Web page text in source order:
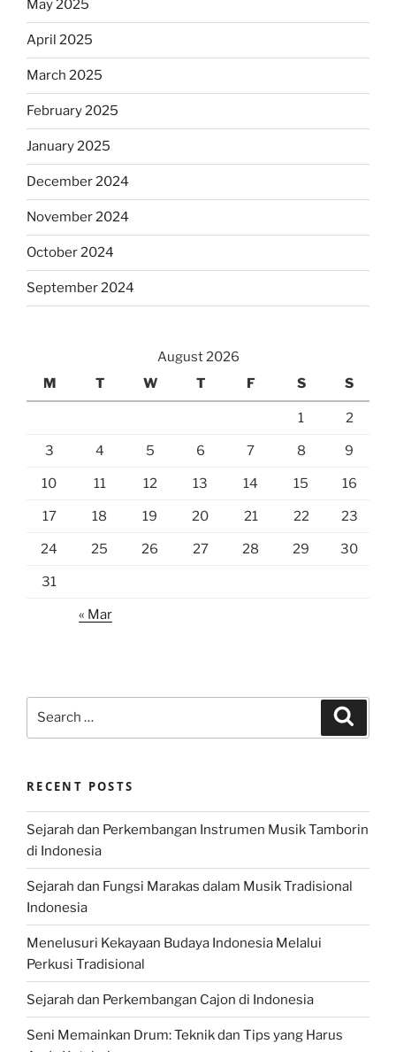
May 2025
April 2025
March 2025
February 2025
January 2025
December 2024
November 2024
October 2024
September 2024
August 2026
M
T W T F S S
1 2
3 4 5 6 7 8 9
10 11 12 13 14 15 16
17 18 19 20 21 22 23
24 25 26 27 28 29 30
31
« Mar
RECENT POSTS
Sejarah dan Perkembangan Instrumen Musik Tamborin
di Indonesia
Sejarah dan Fungsi Marakas dalam Musik Tradisional
Indonesia
Menelusuri Kekayaan Budaya Indonesia Melalui
Perkusi Tradisional
Sejarah dan Perkembangan Cajon di Indonesia
Seni Memainkan Drum: Teknik dan Tips yang Harus